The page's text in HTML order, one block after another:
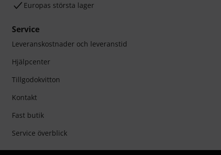
Europas största lager
Service
Leveranskostnader och leveranstid
Hjälpcenter
Tillgodokvitton
Kontakt
Fast butik
Service överblick